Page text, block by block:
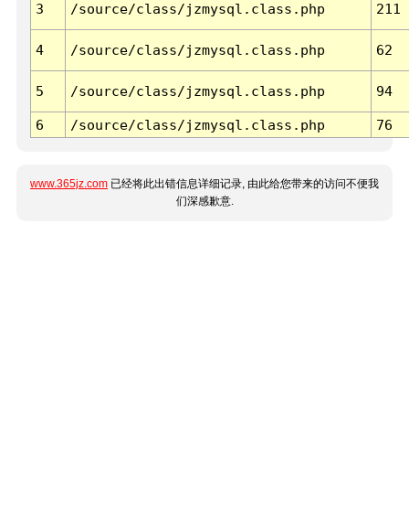
3 /source/class/jzmysql.class.php 211
4 /source/class/jzmysql.class.php 62
5 /source/class/jzmysql.class.php 94
6 /source/class/jzmysql.class.php 76
www.365jz.com 已经将此出错信息详细记录, 由此给您带来的访问不便我
们深感歉意.